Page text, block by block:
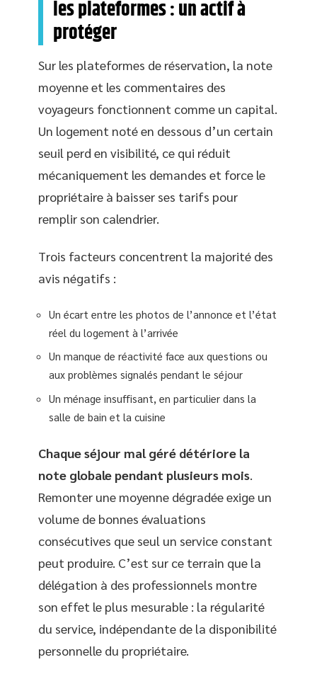
les plateformes : un actif à
protéger
Sur les plateformes de réservation, la note
moyenne et les commentaires des
voyageurs fonctionnent comme un capital.
Un logement noté en dessous d’un certain
seuil perd en visibilité, ce qui réduit
mécaniquement les demandes et force le
propriétaire à baisser ses tarifs pour
remplir son calendrier.
Trois facteurs concentrent la majorité des
avis négatifs :
Un écart entre les photos de l’annonce et l’état
réel du logement à l’arrivée
Un manque de réactivité face aux questions ou
aux problèmes signalés pendant le séjour
Un ménage insuffisant, en particulier dans la
salle de bain et la cuisine
Chaque séjour mal géré détériore la
note globale pendant plusieurs mois.
Remonter une moyenne dégradée exige un
volume de bonnes évaluations
consécutives que seul un service constant
peut produire. C’est sur ce terrain que la
délégation à des professionnels montre
son effet le plus mesurable : la régularité
du service, indépendante de la disponibilité
personnelle du propriétaire.